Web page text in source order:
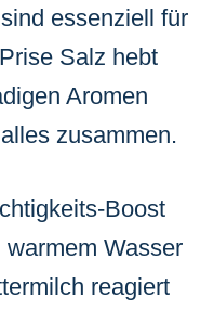
essenziell für
Salz hebt
Aromen
zusammen.
Boost
Wasser
reagiert